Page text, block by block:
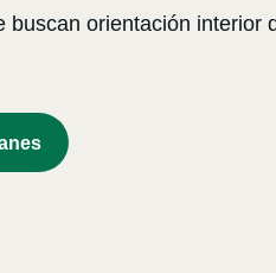
orientación interior